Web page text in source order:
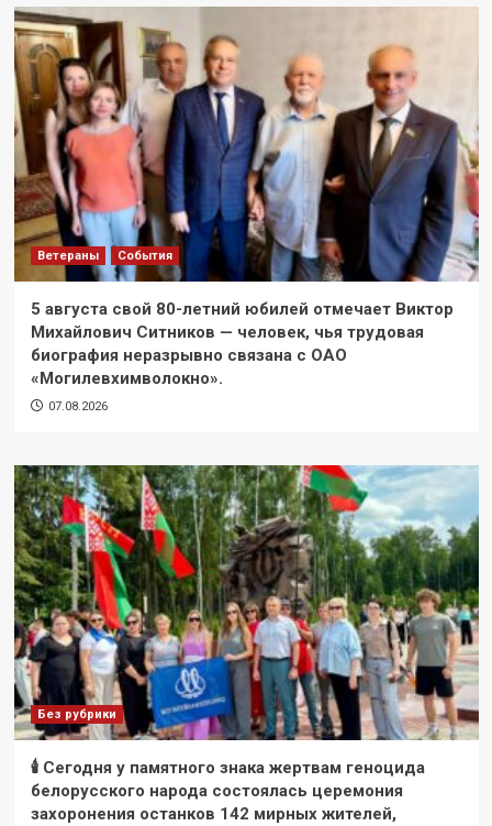
Ветераны События
5 августа свой 80-летний юбилей отмечает Виктор
Михайлович Ситников — человек, чья трудовая
биография неразрывно связана с ОАО
«Могилевхимволокно».
07.08.2026
Без рубрики
🕯 Сегодня у памятного знака жертвам геноцида
белорусского народа состоялась церемония
захоронения останков 142 мирных жителей,